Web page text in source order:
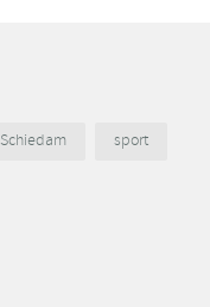
Schiedam
sport